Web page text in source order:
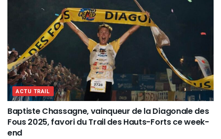
ACTU TRAIL
Baptiste Chassagne, vainqueur de la Diagonale des
Fous 2025, favori du Trail des Hauts-Forts ce week-
end